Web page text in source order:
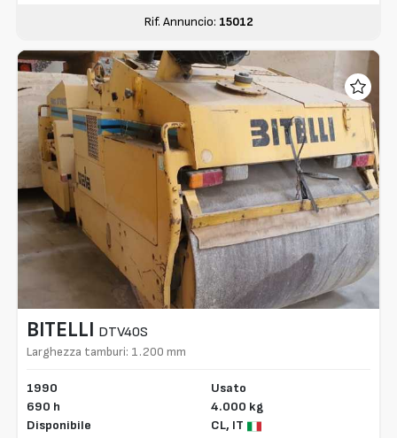
Rif. Annuncio: 15012
BITELLI DTV40S
Larghezza tamburi: 1.200 mm
1990
690 h
Disponibile
Usato
4.000 kg
CL, IT